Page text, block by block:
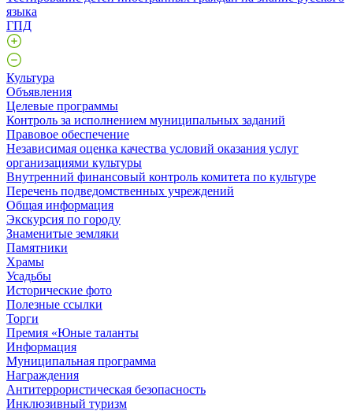
языка
ГПД
Культура
Объявления
Целевые программы
Контроль за исполнением муниципальных заданий
Правовое обеспечение
Независимая оценка качества условий оказания услуг
организациями культуры
Внутренний финансовый контроль комитета по культуре
Перечень подведомственных учреждений
Общая информация
Экскурсия по городу
Знаменитые земляки
Памятники
Храмы
Усадьбы
Исторические фото
Полезные ссылки
Торги
Премия «Юные таланты
Информация
Муниципальная программа
Награждения
Антитеррористическая безопасность
Инклюзивный туризм